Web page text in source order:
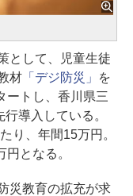
として、児童生徒
材「デジ防災」
を
ートし、香川県三
導入している。
り、年間15万円。
となる。
災教育の拡充が求